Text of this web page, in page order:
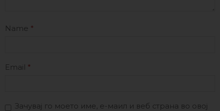
Name *
Email *
Зачувај го моето име, е-маил и веб страна во овој